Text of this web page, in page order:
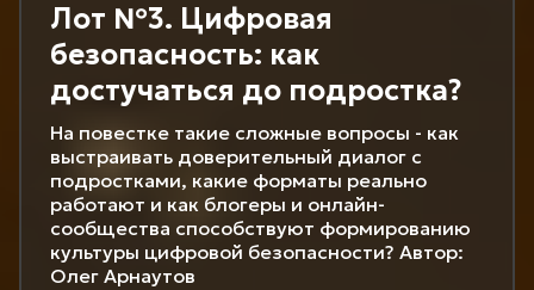
Лот №3. Цифровая
безопасность: как
достучаться до подростка?
На повестке такие сложные вопросы - как
выстраивать доверительный диалог с
подростками, какие форматы реально
работают и как блогеры и онлайн-
сообщества способствуют формированию
культуры цифровой безопасности? Автор:
Олег Арнаутов